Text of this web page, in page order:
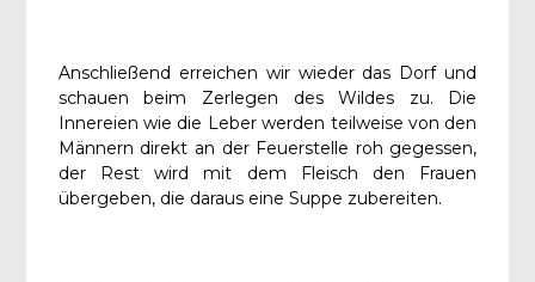
Anschließend erreichen wir wieder das Dorf und
schauen beim Zerlegen des Wildes zu. Die
Innereien wie die Leber werden teilweise von den
Männern direkt an der Feuerstelle roh gegessen,
der Rest wird mit dem Fleisch den Frauen
übergeben, die daraus eine Suppe zubereiten.